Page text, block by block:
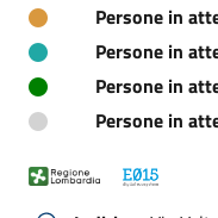
Persone in
Persone in
Persone in
Persone in